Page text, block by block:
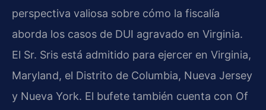
perspectiva valiosa sobre cómo la fiscalía
aborda los casos de DUI agravado en Virginia.
El Sr. Sris está admitido para ejercer en Virginia,
Maryland, el Distrito de Columbia, Nueva Jersey
y Nueva York. El bufete también cuenta con Of